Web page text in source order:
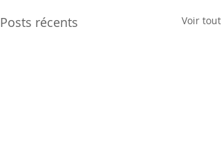
Posts récents Voir tout